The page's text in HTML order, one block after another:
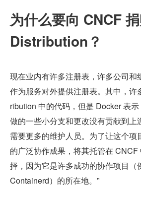
为什么要向 CNCF
Distribution？
现在业内有许多注册表，许多公司和
作为服务对外提供注册表。其中，许
ribution 中的代码，但是 Docker 表示
做的一些小分支和更改没有贡献到上
需要更多的维护人员。为了让这个项
的广泛协作成果，将其托管在
择，因为它是许多成功的协作项目（
Containerd）的所在地。”